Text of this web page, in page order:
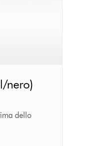
nero)
dello